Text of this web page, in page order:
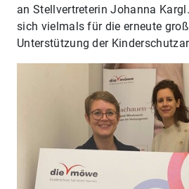
an Stellvertreterin Johanna
sich vielmals für die erneute
Unterstützung der